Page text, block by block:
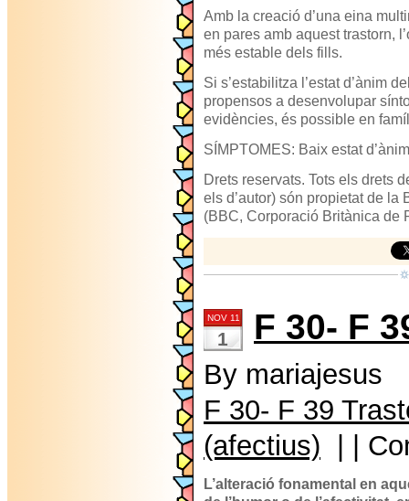
Amb la creació d’una eina
en pares amb aquest trastorn,
més estable dels fills.
Si s’estabilitza l’estat d’ànim
propensos a desenvolupar
evidències, és possible en
SÍMPTOMES: Baix estat
Drets reservats. Tots els drets
els d’autor) són propietat de
(BBC, Corporació Britànica de
NOV 11
1 F 30- F
By mariajesus
F 30- F 39
(afectius) | |
L’alteració fonamental en